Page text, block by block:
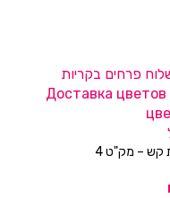
קש – מק"ט 4